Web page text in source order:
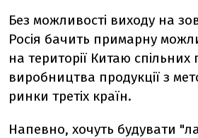
Без можливості виходу на
Росія бачить примарну
на території Китаю спільних
виробництва продукції з
ринки третіх країн.
Напевно, хочуть будувати